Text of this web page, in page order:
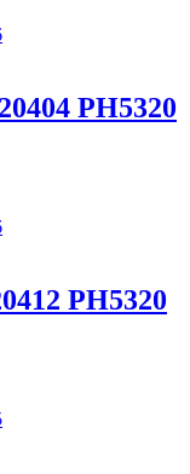
PH5320
PH5320